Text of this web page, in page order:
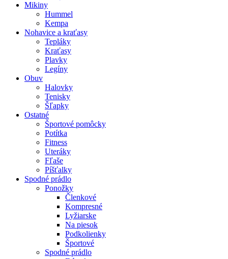
Mikiny
Hummel
Kempa
Nohavice a kraťasy
Tepláky
Kraťasy
Plavky
Legíny
Obuv
Halovky
Tenisky
Šľapky
Ostatné
Športové pomôcky
Potítka
Fitness
Uteráky
Fľaše
Píšťalky
Spodné prádlo
Ponožky
Členkové
Kompresné
Lyžiarske
Na piesok
Podkolienky
Športové
Spodné prádlo